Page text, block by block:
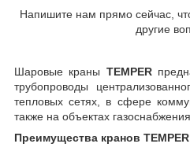
Напишите нам прямо сейчас,
другие
Шаровые краны TEMPER
трубопроводы
тепловых сетях, в сфере
также на объектах газоснабжения.
Преимущества кранов TEMPER